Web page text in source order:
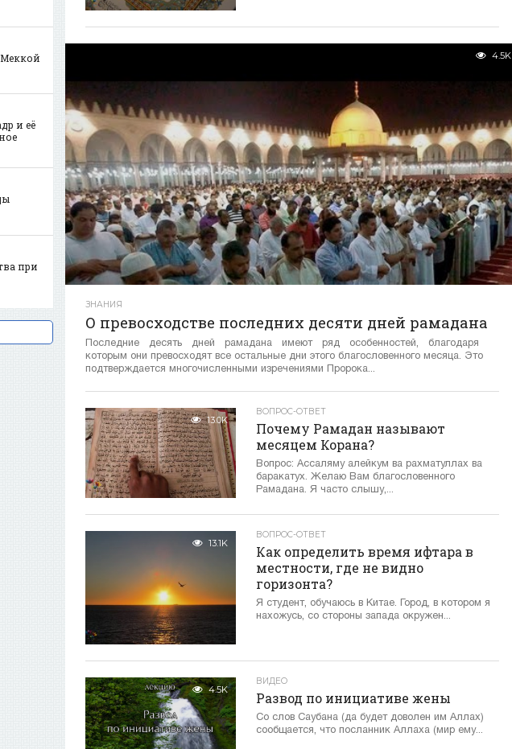
4.5K
ЗНАНИЯ
О превосходстве последних десяти дней рамадана
Последние десять дней рамадана имеют ряд особенностей, благодаря
которым они превосходят все остальные дни этого благословенного месяца. Это
подтверждается многочисленными изречениями Пророка...
13.0K
ВОПРОС-ОТВЕТ
Почему Рамадан называют
месяцем Корана?
Вопрос: Ассаляму алейкум ва рахматуллах ва
баракатух. Желаю Вам благословенного
Рамадана. Я часто слышу,...
13.1K
ВОПРОС-ОТВЕТ
Как определить время ифтара в
местности, где не видно
горизонта?
Я студент, обучаюсь в Китае. Город, в котором я
нахожусь, со стороны запада окружен...
4.5K
ВИДЕО
Развод по инициативе жены
Со слов Саубана (да будет доволен им Аллах)
сообщается, что посланник Аллаха (мир ему...
и её
при